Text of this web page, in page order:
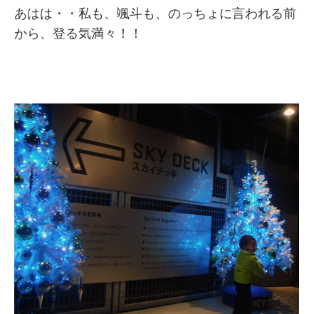
あはは・・私も、颯斗も、のっちょに言われる前
から、登る気満々！！